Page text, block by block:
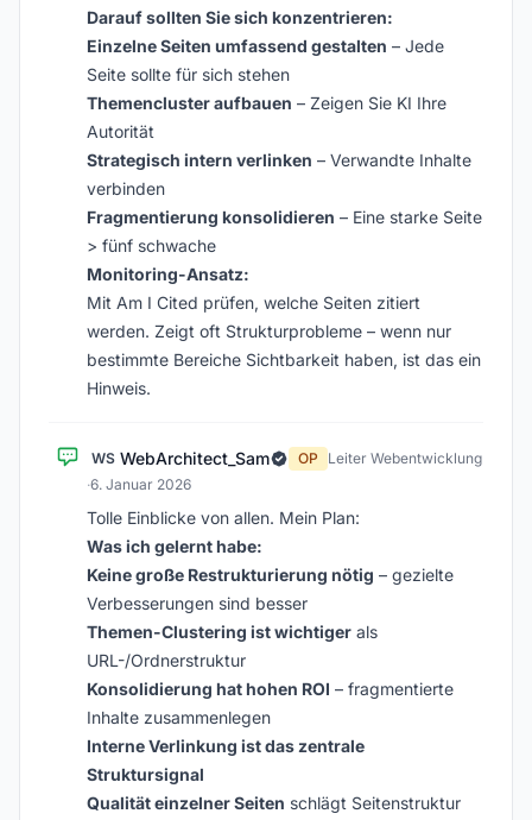
Darauf sollten Sie sich konzentrieren:
Einzelne Seiten umfassend gestalten – Jede
Seite sollte für sich stehen
Themencluster aufbauen – Zeigen Sie KI Ihre
Autorität
Strategisch intern verlinken – Verwandte Inhalte
verbinden
Fragmentierung konsolidieren – Eine starke Seite
> fünf schwache
Monitoring-Ansatz:
Mit Am I Cited prüfen, welche Seiten zitiert
werden. Zeigt oft Strukturprobleme – wenn nur
bestimmte Bereiche Sichtbarkeit haben, ist das ein
Hinweis.
WS WebArchitect_Sam OP
Leiter Webentwicklung
·6. Januar 2026
Tolle Einblicke von allen. Mein Plan:
Was ich gelernt habe:
Keine große Restrukturierung nötig – gezielte
Verbesserungen sind besser
Themen-Clustering ist wichtiger als
URL-/Ordnerstruktur
Konsolidierung hat hohen ROI – fragmentierte
Inhalte zusammenlegen
Interne Verlinkung ist das zentrale
Struktursignal
Qualität einzelner Seiten schlägt Seitenstruktur